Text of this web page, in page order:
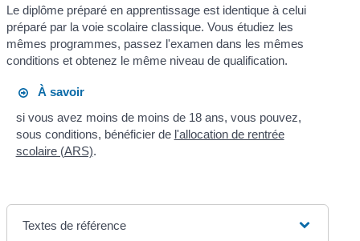
Le diplôme préparé en apprentissage est identique à celui
préparé par la voie scolaire classique. Vous étudiez les
mêmes programmes, passez l'examen dans les mêmes
conditions et obtenez le même niveau de qualification.
À savoir
si vous avez moins de moins de 18 ans, vous pouvez,
sous conditions, bénéficier de l'allocation de rentrée
scolaire (ARS).
Textes de référence